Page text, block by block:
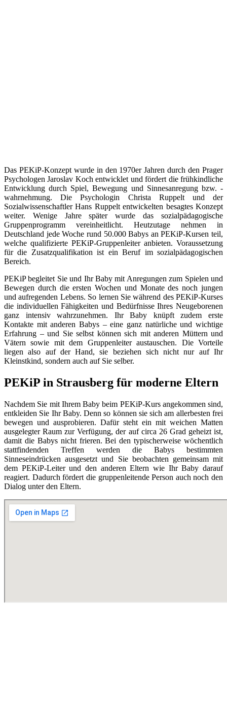
Das PEKiP-Konzept wurde in den 1970er Jahren durch den Prager
Psychologen Jaroslav Koch entwicklet und fördert die frühkindliche
Entwicklung durch Spiel, Bewegung und Sinnesanregung bzw. -
wahrnehmung. Die Psychologin Christa Ruppelt und der
Sozialwissenschaftler Hans Ruppelt entwickelten besagtes Konzept
weiter. Wenige Jahre später wurde das sozialpädagogische
Gruppenprogramm vereinheitlicht. Heutzutage nehmen in
Deutschland jede Woche rund 50.000 Babys an PEKiP-Kursen teil,
welche qualifizierte PEKiP-Gruppenleiter anbieten. Voraussetzung
für die Zusatzqualifikation ist ein Beruf im sozialpädagogischen
Bereich.
PEKiP begleitet Sie und Ihr Baby mit Anregungen zum Spielen und
Bewegen durch die ersten Wochen und Monate des noch jungen
und aufregenden Lebens. So lernen Sie während des PEKiP-Kurses
die individuellen Fähigkeiten und Bedürfnisse Ihres Neugeborenen
ganz intensiv wahrzunehmen. Ihr Baby knüpft zudem erste
Kontakte mit anderen Babys – eine ganz natürliche und wichtige
Erfahrung – und Sie selbst können sich mit anderen Müttern und
Vätern sowie mit dem Gruppenleiter austauschen. Die Vorteile
liegen also auf der Hand, sie beziehen sich nicht nur auf Ihr
Kleinstkind, sondern auch auf Sie selber.
PEKiP in Strausberg für moderne Eltern
Nachdem Sie mit Ihrem Baby beim PEKiP-Kurs angekommen sind,
entkleiden Sie Ihr Baby. Denn so können sie sich am allerbesten frei
bewegen und ausprobieren. Dafür steht ein mit weichen Matten
ausgelegter Raum zur Verfügung, der auf circa 26 Grad geheizt ist,
damit die Babys nicht frieren. Bei den typischerweise wöchentlich
stattfindenden Treffen werden die Babys bestimmten
Sinneseindrücken ausgesetzt und Sie beobachten gemeinsam mit
dem PEKiP-Leiter und den anderen Eltern wie Ihr Baby darauf
reagiert. Dadurch fördert die gruppenleitende Person auch noch den
Dialog unter den Eltern.